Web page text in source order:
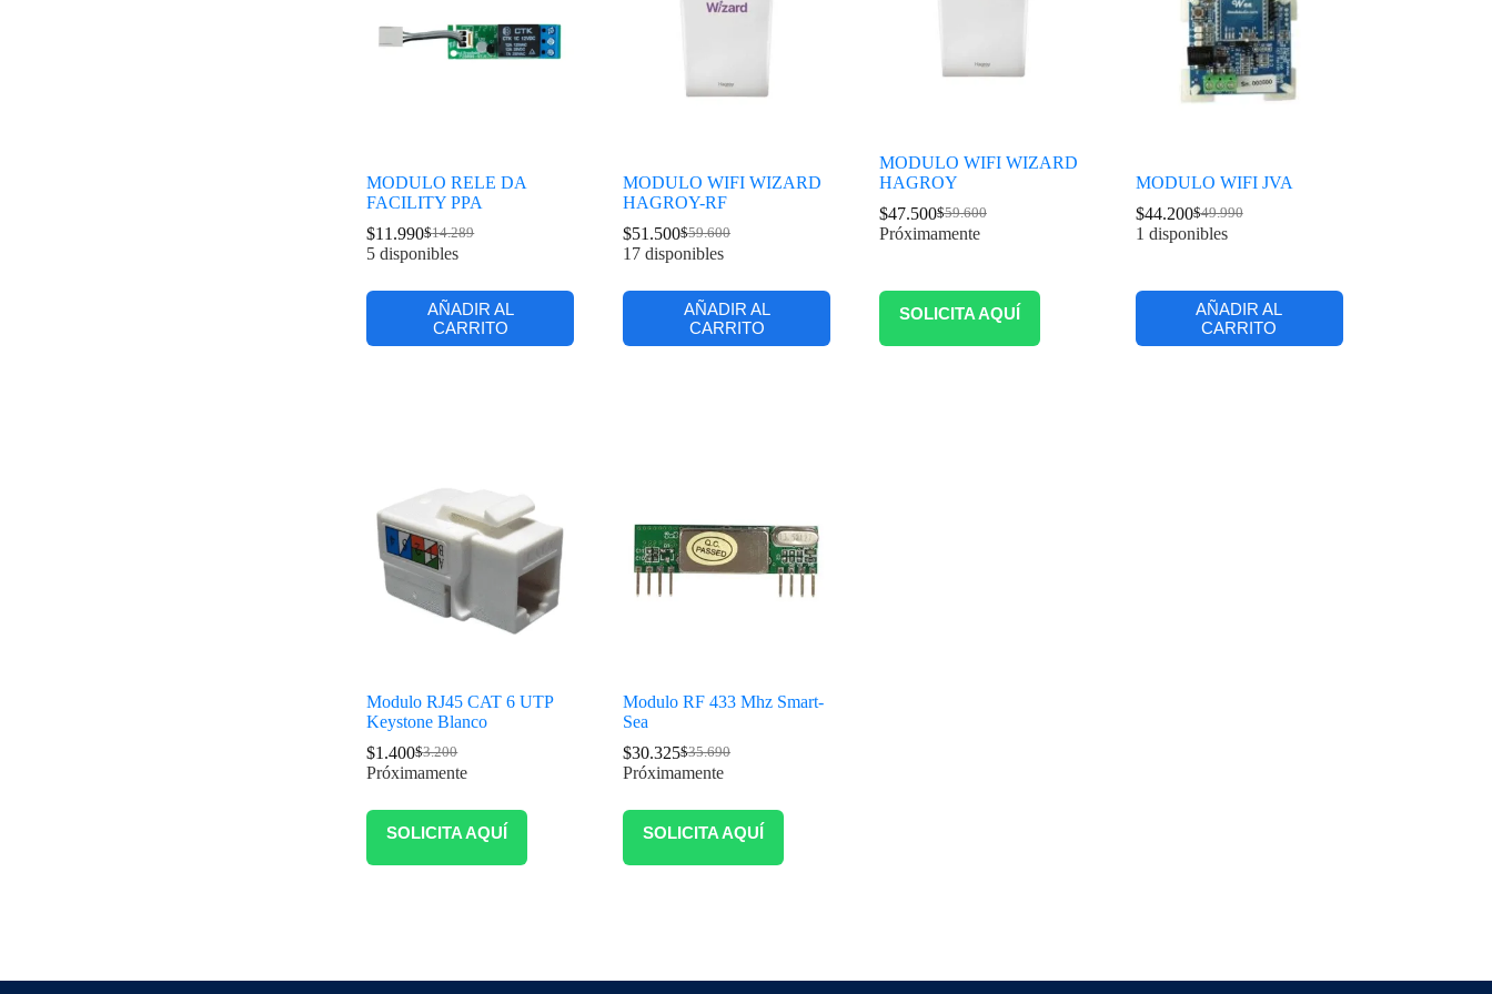
MODULO RELE DA
FACILITY PPA
$14.289
$11.990
5 disponibles
AÑADIR AL
CARRITO
MODULO WIFI WIZARD
HAGROY-RF
$59.600
$51.500
17 disponibles
AÑADIR AL
CARRITO
MODULO WIFI WIZARD
HAGROY
$59.600
$47.500
Próximamente
SOLICITA AQUÍ
MODULO WIFI JVA
$49.990
$44.200
1 disponibles
AÑADIR AL
CARRITO
Modulo RJ45 CAT 6 UTP
Keystone Blanco
$3.200
$1.400
Próximamente
SOLICITA AQUÍ
Modulo RF 433 Mhz Smart-
Sea
$35.690
$30.325
Próximamente
SOLICITA AQUÍ